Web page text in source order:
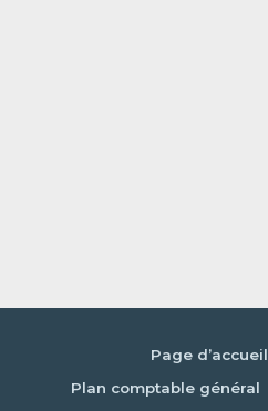
Page d’accueil
Plan comptable général